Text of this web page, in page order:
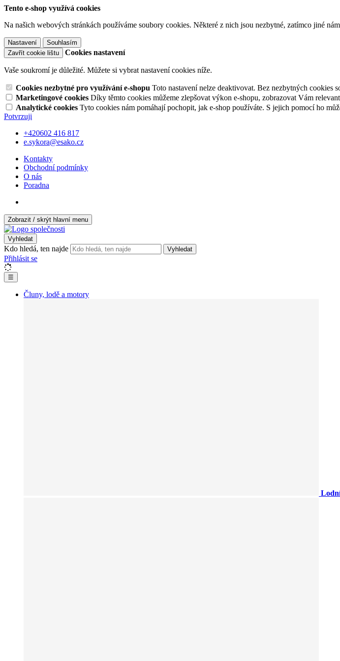
Tento e-shop využívá cookies
Na našich webových stránkách používáme soubory cookies. Některé z nich jsou nezbytné, zatímco jiné
Nastavení
Souhlasím
Zavřít cookie lištu
Cookies nastavení
Vaše soukromí je důležité. Můžete si vybrat nastavení cookies níže.
Cookies nezbytné pro využívání e-shopu Toto nastavení nelze deaktivovat. Bez nezbytných cookies
Marketingové cookies Díky těmto cookies můžeme zlepšovat výkon e-shopu, zobrazovat Vám
Analytické cookies Tyto cookies nám pomáhají pochopit, jak e-shop používáte. S jejich pomocí ho
Potvrzuji
+420602 416 817
e.sykora@esako.cz
Kontakty
Obchodní podmínky
O nás
Poradna
Zobrazit / skrýt hlavní menu
Vyhledat
Kdo hledá, ten najde Vyhledat
Přihlásit se
☰
Čluny, lodě a motory